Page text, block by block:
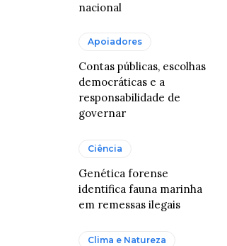
nacional
Apoiadores
Contas públicas, escolhas
democráticas e a
responsabilidade de
governar
Ciência
Genética forense
identifica fauna marinha
em remessas ilegais
Clima e Natureza